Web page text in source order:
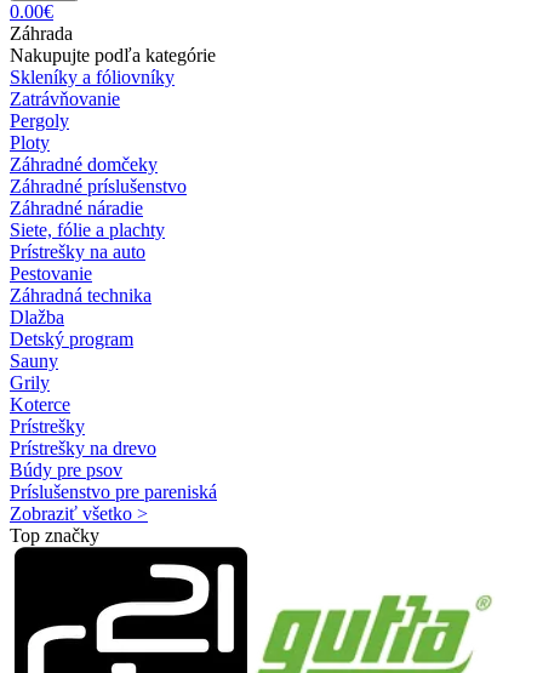
0.00€
Záhrada
Nakupujte podľa kategórie
Skleníky a fóliovníky
Zatrávňovanie
Pergoly
Ploty
Záhradné domčeky
Záhradné príslušenstvo
Záhradné náradie
Siete, fólie a plachty
Prístrešky na auto
Pestovanie
Záhradná technika
Dlažba
Detský program
Sauny
Grily
Koterce
Prístrešky
Prístrešky na drevo
Búdy pre psov
Príslušenstvo pre pareniská
Zobraziť všetko >
Top značky